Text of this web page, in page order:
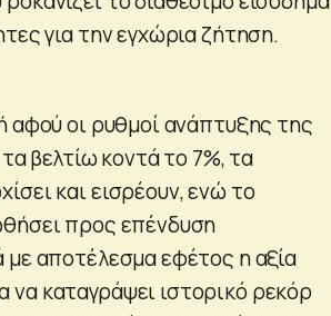
για την εγχώρια ζήτηση.
αφού οι ρυθμοί ανάπτυξης της
βελτίω κοντά το 7%, τα
και εισρέουν, ενώ το
προς επένδυση
με αποτέλεσμα εφέτος η αξία
καταγράψει ιστορικό ρεκόρ